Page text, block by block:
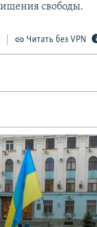
свободы.
Читать без VPN